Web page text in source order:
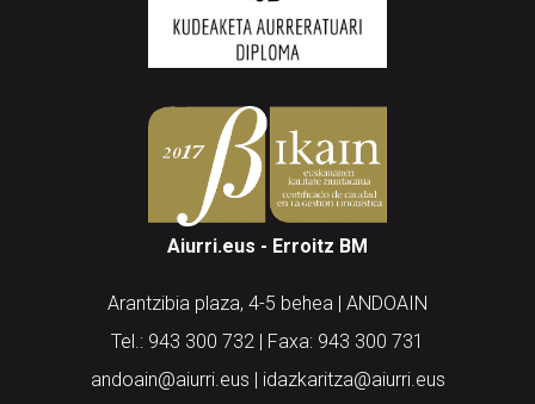
Aiurri.eus - Erroitz BM
Arantzibia plaza, 4-5 behea | ANDOAIN
Tel.: 943 300 732 | Faxa: 943 300 731
andoain@aiurri.eus | idazkaritza@aiurri.eus